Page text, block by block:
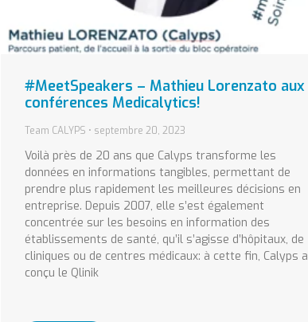
#MeetSpeakers – Mathieu Lorenzato aux
conférences Medicalytics!
Team CALYPS septembre 20, 2023
Voilà près de 20 ans que Calyps transforme les
données en informations tangibles, permettant de
prendre plus rapidement les meilleures décisions en
entreprise. Depuis 2007, elle s’est également
concentrée sur les besoins en information des
établissements de santé, qu’il s’agisse d’hôpitaux, de
cliniques ou de centres médicaux: à cette fin, Calyps a
conçu le Qlinik